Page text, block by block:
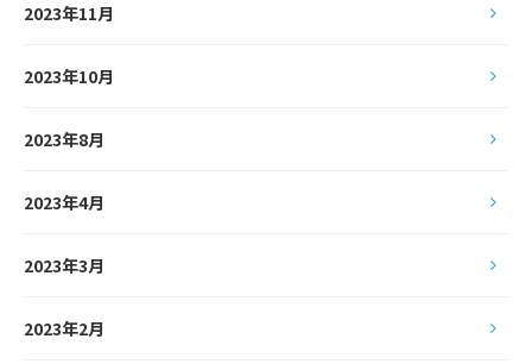
2023年11月
2023年10月
2023年8月
2023年4月
2023年3月
2023年2月